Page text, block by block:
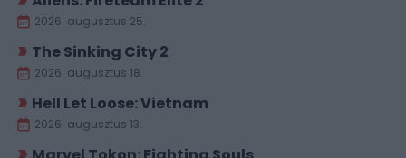
2026. augusztus 25.
The Sinking City 2
2026. augusztus 18.
Hell Let Loose: Vietnam
2026. augusztus 13.